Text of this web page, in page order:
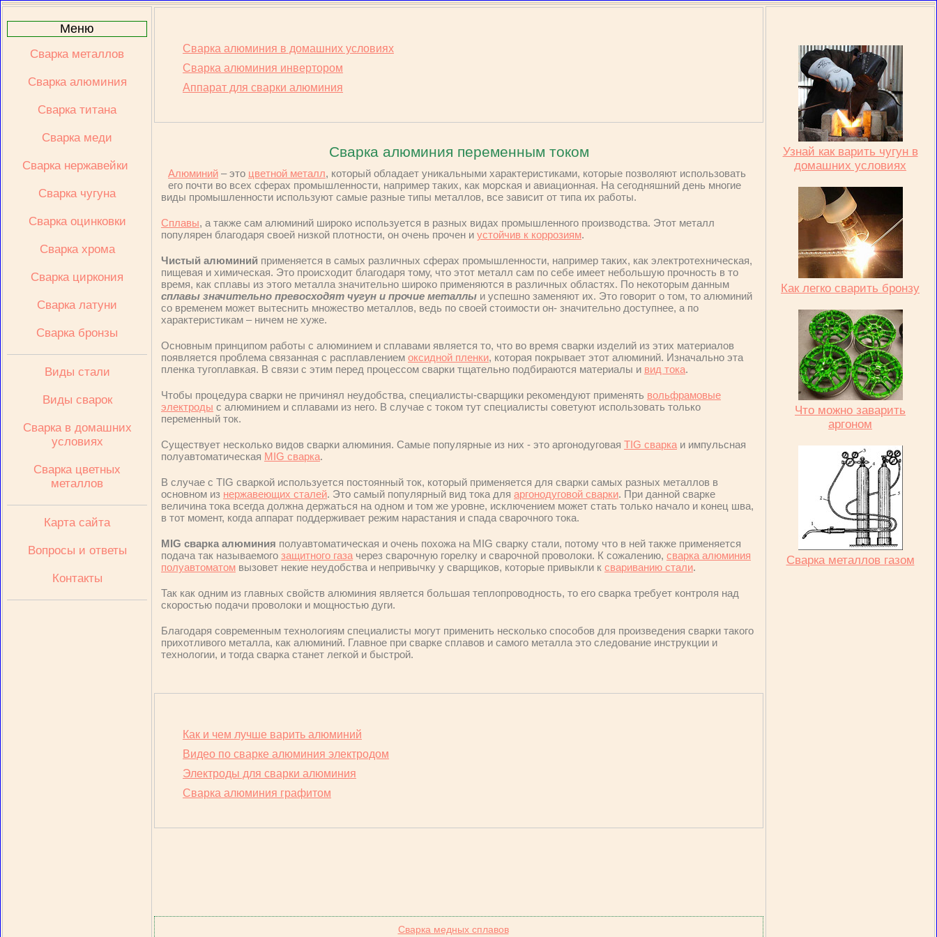
Меню
Сварка металлов
Сварка алюминия
Сварка титана
Сварка меди
Сварка нержавейки
Сварка чугуна
Сварка оцинковки
Сварка хрома
Сварка циркония
Сварка латуни
Сварка бронзы
Виды стали
Виды сварок
Сварка в домашних
условиях
Сварка цветных
металлов
Карта сайта
Вопросы и ответы
Контакты
Сварка алюминия в домашних условиях
Сварка алюминия инвертором
Аппарат для сварки алюминия
Сварка алюминия переменным током
Алюминий – это цветной металл, который обладает уникальными характеристиками, которые позволяют использовать
его почти во всех сферах промышленности, например таких, как морская и авиационная. На сегодняшний день многие
виды промышленности используют самые разные типы металлов, все зависит от типа их работы.
Сплавы, а также сам алюминий широко используется в разных видах промышленного производства. Этот металл
популярен благодаря своей низкой плотности, он очень прочен и устойчив к коррозиям.
Чистый алюминий применяется в самых различных сферах промышленности, например таких, как электротехническая,
пищевая и химическая. Это происходит благодаря тому, что этот металл сам по себе имеет небольшую прочность в то
время, как сплавы из этого металла значительно широко применяются в различных областях. По некоторым данным
сплавы значительно превосходят чугун и прочие металлы и успешно заменяют их. Это говорит о том, то алюминий
со временем может вытеснить множество металлов, ведь по своей стоимости он- значительно доступнее, а по
характеристикам – ничем не хуже.
Основным принципом работы с алюминием и сплавами является то, что во время сварки изделий из этих материалов
появляется проблема связанная с расплавлением оксидной пленки, которая покрывает этот алюминий. Изначально эта
пленка тугоплавкая. В связи с этим перед процессом сварки тщательно подбираются материалы и вид тока.
Чтобы процедура сварки не причинял неудобства, специалисты-сварщики рекомендуют применять вольфрамовые
электроды с алюминием и сплавами из него. В случае с током тут специалисты советуют использовать только
переменный ток.
Существует несколько видов сварки алюминия. Самые популярные из них - это аргонодуговая TIG сварка и импульсная
полуавтоматическая MIG сварка.
В случае с TIG сваркой используется постоянный ток, который применяется для сварки самых разных металлов в
основном из нержавеющих сталей. Это самый популярный вид тока для аргонодуговой сварки. При данной сварке
величина тока всегда должна держаться на одном и том же уровне, исключением может стать только начало и конец шва,
в тот момент, когда аппарат поддерживает режим нарастания и спада сварочного тока.
MIG сварка алюминия полуавтоматическая и очень похожа на MIG сварку стали, потому что в ней также применяется
подача так называемого защитного газа через сварочную горелку и сварочной проволоки. К сожалению, сварка алюминия
полуавтоматом вызовет некие неудобства и непривычку у сварщиков, которые привыкли к свариванию стали.
Так как одним из главных свойств алюминия является большая теплопроводность, то его сварка требует контроля над
скоростью подачи проволоки и мощностью дуги.
Благодаря современным технологиям специалисты могут применить несколько способов для произведения сварки такого
прихотливого металла, как алюминий. Главное при сварке сплавов и самого металла это следование инструкции и
технологии, и тогда сварка станет легкой и быстрой.
Как и чем лучше варить алюминий
Видео по сварке алюминия электродом
Электроды для сварки алюминия
Сварка алюминия графитом
Сварка медных сплавов
Узнай как варить чугун в
домашних условиях
Как легко сварить бронзу
Что можно заварить
аргоном
Сварка металлов газом